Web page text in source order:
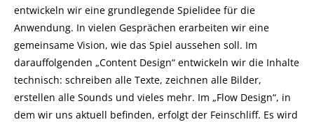
entwickeln wir eine grundlegende Spielidee für die
Anwendung. In vielen Gesprächen erarbeiten wir eine
gemeinsame Vision, wie das Spiel aussehen soll. Im
darauffolgenden „Content Design“ entwickeln wir die Inhalte
technisch: schreiben alle Texte, zeichnen alle Bilder,
erstellen alle Sounds und vieles mehr. Im „Flow Design“, in
dem wir uns aktuell befinden, erfolgt der Feinschliff. Es wird